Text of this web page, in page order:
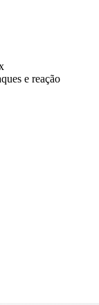
e reação